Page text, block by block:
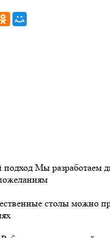
подход Мы разработаем
столы можно